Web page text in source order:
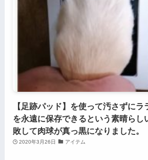
【足跡パッド】を使って汚さずに
を永遠に保存できるという素晴らし
敗して肉球が真っ黒になりました。
2020年3月26日 アイテム